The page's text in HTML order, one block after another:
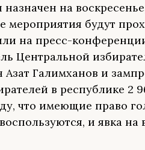
на
мероприятия будут
на пресс-
Центральной
Азат Галимханов и
в республике 2
что имеющие право
и явка на